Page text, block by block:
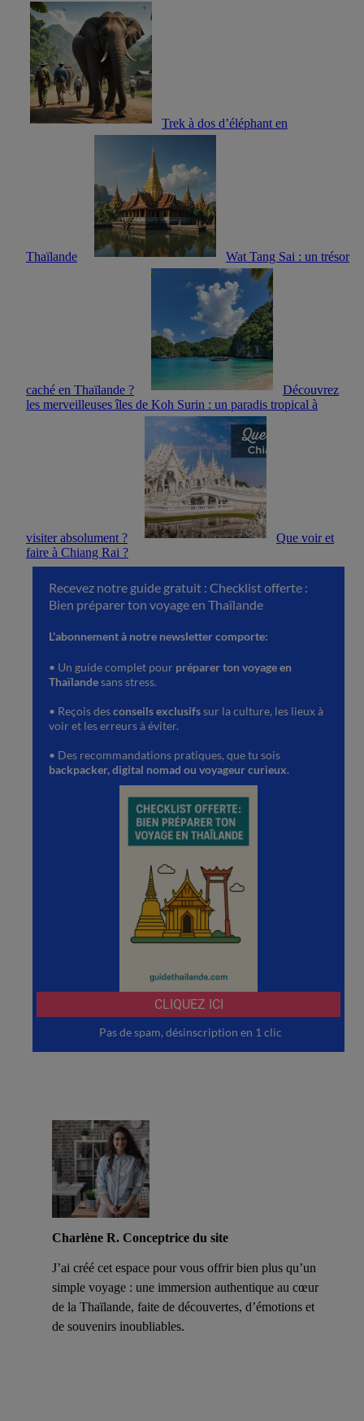
Trek à dos d’éléphant en
Thaïlande Wat Tang Sai : un trésor
caché en Thaïlande ?
Découvrez
les merveilleuses îles de Koh Surin : un paradis tropical à
visiter absolument ?
Que voir et
faire à Chiang Rai ?
Charlène R. Conceptrice du site
J’ai créé cet espace pour vous offrir bien plus qu’un
simple voyage : une immersion authentique au cœur
de la Thaïlande, faite de découvertes, d’émotions et
de souvenirs inoubliables.